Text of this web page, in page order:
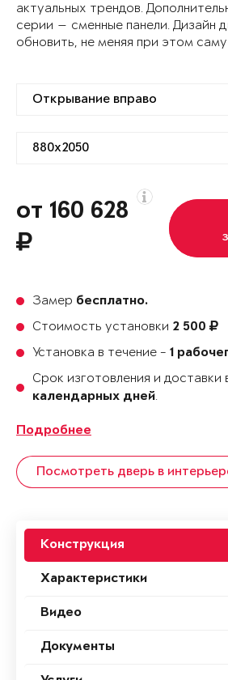
актуальных трендов.
серии — сменные панели. Дизайн
обновить, не меняя при этом
от 160 628
Замер бесплатно.
Стоимость установки 2 500
Установка в течение - 1
Срок изготовления и доставки
календарных дней.
Подробнее
Посмотреть дверь в
Конструкция
Характеристики
Видео
Документы